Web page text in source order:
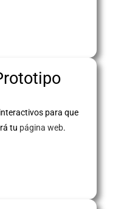
para que
tu página web.